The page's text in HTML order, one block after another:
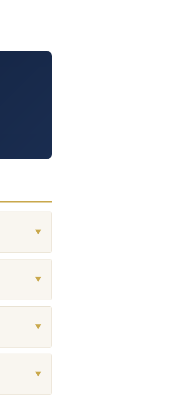
▼
▼
▼
▼